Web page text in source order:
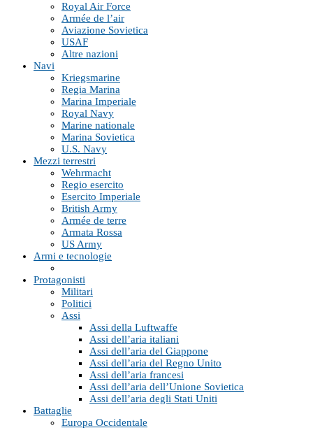
Royal Air Force
Armée de l’air
Aviazione Sovietica
USAF
Altre nazioni
Navi
Kriegsmarine
Regia Marina
Marina Imperiale
Royal Navy
Marine nationale
Marina Sovietica
U.S. Navy
Mezzi terrestri
Wehrmacht
Regio esercito
Esercito Imperiale
British Army
Armée de terre
Armata Rossa
US Army
Armi e tecnologie
Protagonisti
Militari
Politici
Assi
Assi della Luftwaffe
Assi dell’aria italiani
Assi dell’aria del Giappone
Assi dell’aria del Regno Unito
Assi dell’aria francesi
Assi dell’aria dell’Unione Sovietica
Assi dell’aria degli Stati Uniti
Battaglie
Europa Occidentale